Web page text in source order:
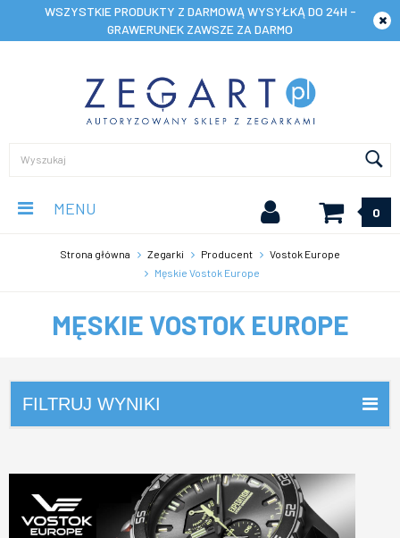
WSZYSTKIE PRODUKTY Z DARMOWĄ WYSYŁKĄ DO 24H -
GRAWERUNEK ZAWSZE ZA DARMO
MENU 0
Strona główna Zegarki Producent
Vostok Europe
Męskie Vostok Europe
MĘSKIE VOSTOK EUROPE
FILTRUJ WYNIKI